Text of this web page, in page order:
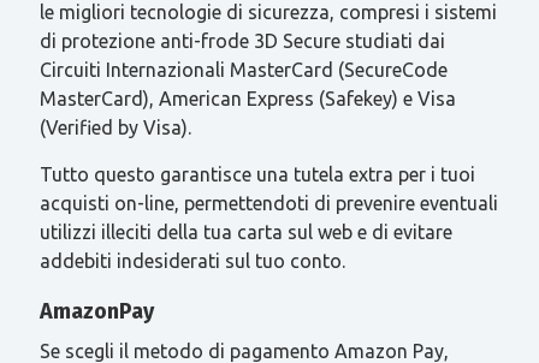
le migliori tecnologie di sicurezza, compresi i sistemi
di protezione anti-frode 3D Secure studiati dai
Circuiti Internazionali MasterCard (SecureCode
MasterCard), American Express (Safekey) e Visa
(Verified by Visa).
Tutto questo garantisce una tutela extra per i tuoi
acquisti on-line, permettendoti di prevenire eventuali
utilizzi illeciti della tua carta sul web e di evitare
addebiti indesiderati sul tuo conto.
AmazonPay
Se scegli il metodo di pagamento Amazon Pay,